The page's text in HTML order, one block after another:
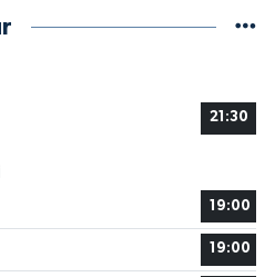
21:30
19:00
19:00